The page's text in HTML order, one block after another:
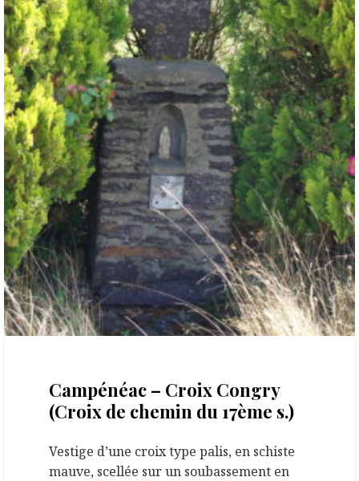
Campénéac – Croix Congry
(Croix de chemin du 17ème s.)
Vestige d’une croix type palis, en schiste
mauve, scellée sur un soubassement en